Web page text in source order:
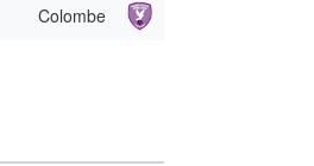
Colombe